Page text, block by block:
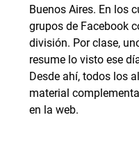
Buenos Aires. En los
grupos de Facebook
división. Por clase,
resume lo visto ese
Desde ahí, todos los
material
en la web.